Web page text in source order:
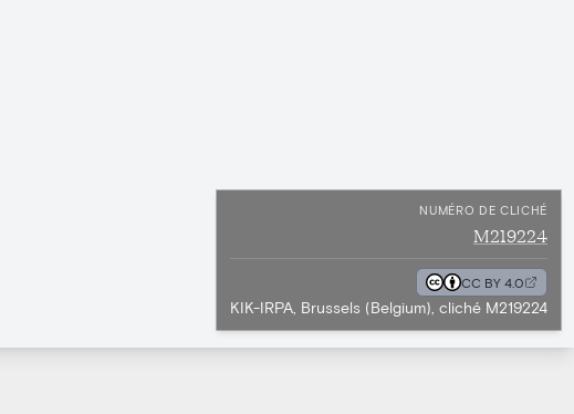
NUMÉRO DE CLICHÉ
M219224
CC BY 4.0
KIK-IRPA, Brussels (Belgium), cliché M219224